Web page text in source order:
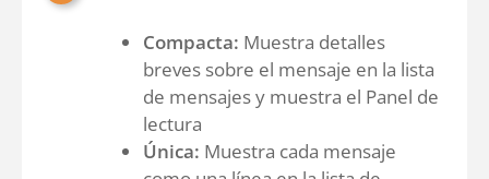
Compacta: Muestra detalles
breves sobre el mensaje en la lista
de mensajes y muestra el Panel de
lectura
Única: Muestra cada mensaje